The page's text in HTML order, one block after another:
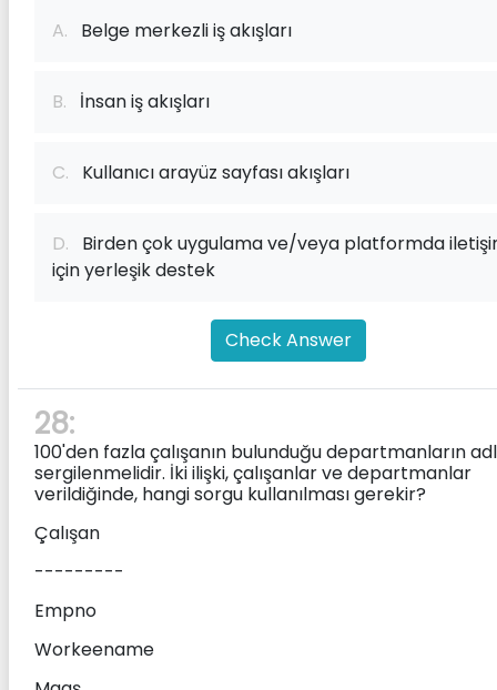
A. Belge merkezli iş akışları
B. İnsan iş akışları
C. Kullanıcı arayüz sayfası akışları
D. Birden çok uygulama ve/veya platformda
için yerleşik destek
Check Answer
28:
100'den fazla çalışanın bulunduğu departmanların
sergilenmelidir. İki ilişki, çalışanlar ve departmanlar
verildiğinde, hangi sorgu kullanılması gerekir?
Çalışan
---------
Empno
Workeename